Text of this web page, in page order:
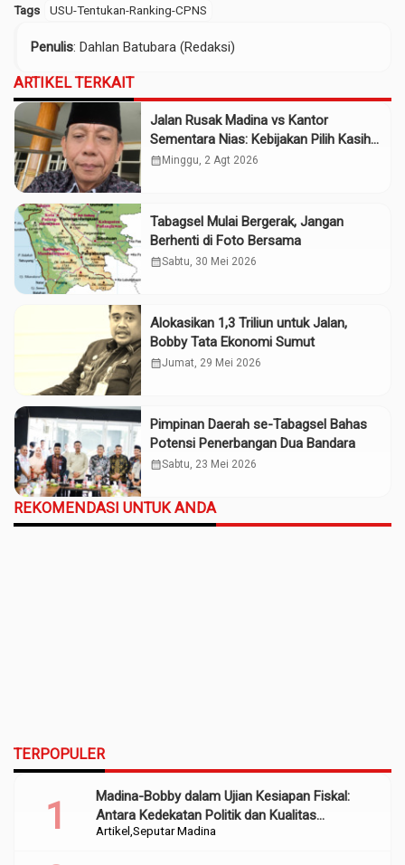
Tags USU-Tentukan-Ranking-CPNS
Penulis: Dahlan Batubara (Redaksi)
ARTIKEL TERKAIT
Jalan Rusak Madina vs Kantor
Sementara Nias: Kebijakan Pilih Kasih
Gubsu
calendar_month Minggu, 2 Agt 2026
Tabagsel Mulai Bergerak, Jangan
Berhenti di Foto Bersama
calendar_monthSabtu, 30 Mei 2026
Alokasikan 1,3 Triliun untuk Jalan,
Bobby Tata Ekonomi Sumut
calendar_monthJumat, 29 Mei 2026
Pimpinan Daerah se-Tabagsel Bahas
Potensi Penerbangan Dua Bandara
calendar_monthSabtu, 23 Mei 2026
REKOMENDASI UNTUK ANDA
TERPOPULER
Artikel Seputar Madina
Madina-Bobby dalam Ujian Kesiapan Fiskal:
Antara Kedekatan Politik dan Kualitas
Perencanaan